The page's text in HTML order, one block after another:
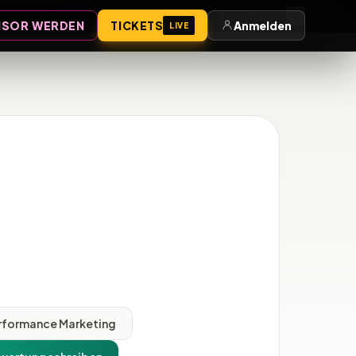
Anmelden
WERDEN TICKETS LIVE Anmelden
Marketing